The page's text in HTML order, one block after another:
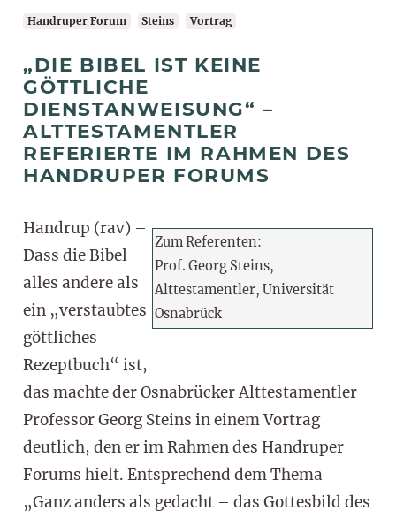
Handruper Forum Steins Vortrag
„DIE BIBEL IST KEINE
GÖTTLICHE
DIENSTANWEISUNG“ –
ALTTESTAMENTLER
REFERIERTE IM RAHMEN DES
HANDRUPER FORUMS
Zum Referenten:
Prof. Georg Steins,
Alttestamentler, Universität
Osnabrück
Handrup (rav) –
Dass die Bibel
alles andere als
ein „verstaubtes
göttliches
Rezeptbuch“ ist,
das machte der Osnabrücker Alttestamentler
Professor Georg Steins in einem Vortrag
deutlich, den er im Rahmen des Handruper
Forums hielt. Entsprechend dem Thema
„Ganz anders als gedacht – das Gottesbild des